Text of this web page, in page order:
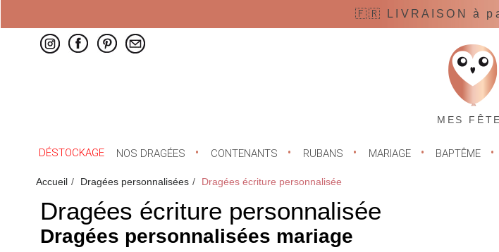
🇫🇷 LIVRAISON à
MES
DÉSTOCKAGE NOS DRAGÉES CONTENANTS RUBANS MARIAGE BAPTÊME
Accueil Dragées personnalisées Dragées écriture personnalisée
Dragées écriture personnalisée
Dragées personnalisées mariage